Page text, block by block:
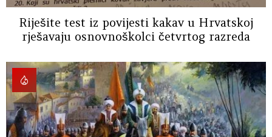
Riješite test iz povijesti kakav u Hrvatskoj
rješavaju osnovnoškolci četvrtog razreda